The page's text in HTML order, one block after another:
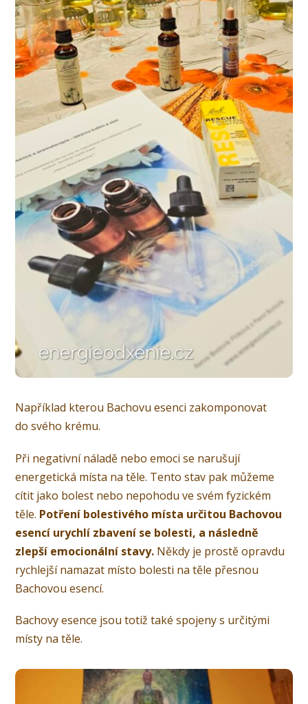
Například kterou Bachovu esenci zakomponovat
do svého krému.
Při negativní náladě nebo emoci se narušují
energetická místa na těle. Tento stav pak můžeme
cítit jako bolest nebo nepohodu ve svém fyzickém
těle. Potření bolestivého místa určitou Bachovou
esencí urychlí zbavení se bolesti, a následně
zlepší emocionální stavy. Někdy je prostě opravdu
rychlejší namazat místo bolesti na těle přesnou
Bachovou esencí.
Bachovy esence jsou totiž také spojeny s určitými
místy na těle.